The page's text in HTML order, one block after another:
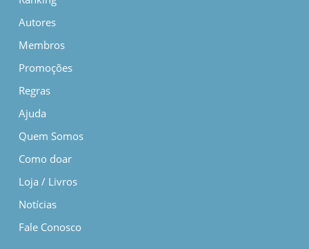
Autores
Membros
Promoções
Regras
Ajuda
Quem Somos
Como doar
Loja / Livros
Notícias
Fale Conosco